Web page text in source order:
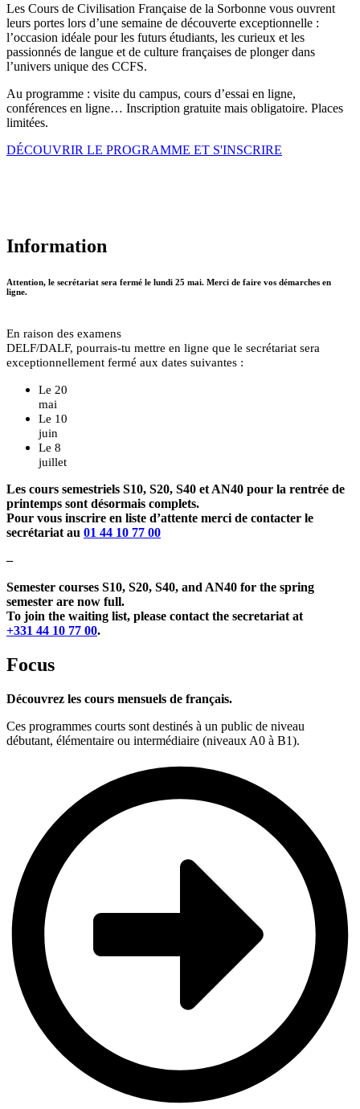
Les Cours de Civilisation Française de la Sorbonne vous ouvrent
leurs portes lors d’une semaine de découverte exceptionnelle :
l’occasion idéale pour les futurs étudiants, les curieux et les
passionnés de langue et de culture françaises de plonger dans
l’univers unique des CCFS.
Au programme : visite du campus, cours d’essai en ligne,
conférences en ligne… Inscription gratuite mais obligatoire. Places
limitées.
DÉCOUVRIR LE PROGRAMME ET S'INSCRIRE
Information
Attention, le secrétariat sera fermé le lundi 25 mai. Merci de faire vos démarches en
ligne.
En raison des examens
DELF/DALF, pourrais-tu mettre en ligne que le secrétariat sera
exceptionnellement fermé aux dates suivantes :
Le 20
mai
Le 10
juin
Le 8
juillet
Les cours semestriels S10, S20, S40 et AN40 pour la rentrée de
printemps sont désormais complets.
Pour vous inscrire en liste d’attente merci de contacter le
secrétariat au 01 44 10 77 00
–
Semester courses S10, S20, S40, and AN40 for the spring
semester are now full.
To join the waiting list, please contact the secretariat at
+331 44 10 77 00.
Focus
Découvrez les cours mensuels de français.
Ces programmes courts sont destinés à un public de niveau
débutant, élémentaire ou intermédiaire (niveaux A0 à B1).